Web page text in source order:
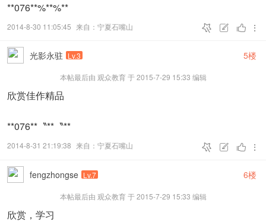
**076**%**%**
2014-8-30 11:05:45 来自：宁夏石嘴山   

光影永驻 Lv.3 5楼
本帖最后由 观众教育 于 2015-7-29 15:33 编辑
欣赏佳作精品
**076**〝**〝**
2014-8-31 21:19:38 来自：宁夏石嘴山   

fengzhongse Lv.7 6楼
本帖最后由 观众教育 于 2015-7-29 15:33 编辑
欣赏，学习